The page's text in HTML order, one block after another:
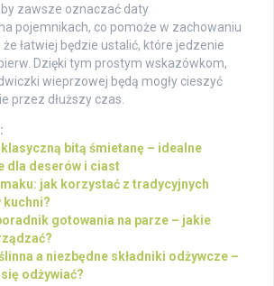
zawsze oznaczać daty
pojemnikach, co pomoże w zachowaniu
łatwiej będzie ustalić, które jedzenie
Dzięki tym prostym wskazówkom,
wieprzowej będą mogły cieszyć
przez dłuższy czas.
bitą śmietanę – idealne
dla deserów i ciast
jak korzystać z tradycyjnych
kuchni?
gotowania na parze – jakie
a niezbędne składniki odżywcze –
odżywiać?